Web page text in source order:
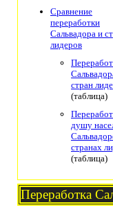
Сравнение
переработки
Сальвадора и
лидеров
стран
(таблица)
душу
странах
(таблица)
Переработка